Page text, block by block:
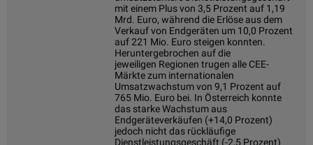
mit einem Plus von 3,5 Prozent auf 1,19
Mrd. Euro, während die Erlöse aus dem
Verkauf von Endgeräten um 10,0 Prozent
auf 221 Mio. Euro steigen konnten.
Heruntergebrochen auf die
jeweiligen Regionen trugen alle CEE-
Märkte zum internationalen
Umsatzwachstum von 9,1 Prozent auf
765 Mio. Euro bei. In Österreich konnte
das starke Wachstum aus
Endgeräteverkäufen (+14,0 Prozent)
jedoch nicht das rückläufige
Dienstleistungsgeschäft (-2,5 Prozent)